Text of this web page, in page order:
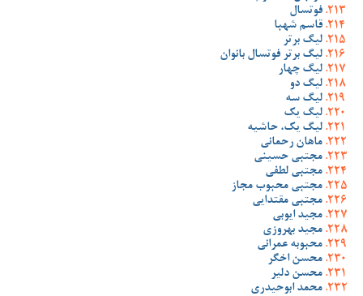
فوتسال
قاسم شهبا
لیگ برتر
لیگ برتر فوتسال بانوان
لیگ چهار
لیگ دو
لیگ سه
لیگ یک
لیگ یک، حاشیه
ماهان رحمانی
مجتبی حسینی
مجتبی لطفی
مجتبی محبوب مجاز
مجتبی مقتدایی
مجید ایوبی
مجید بهروزی
محبوبه عمرانی
محسن اخگر
محسن دلیر
محمد ابوحیدری